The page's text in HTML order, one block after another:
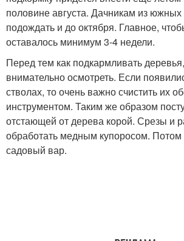
половине августа. Дачникам из
подождать и до октября. Главное,
оставалось минимум 3-4 недели.
Перед тем как подкармливать
внимательно осмотреть. Если
стволах, то очень важно счистить их
инструментом. Таким же образом
отстающей от дерева корой. Срезы и
обработать медным купоросом. Потом
садовый вар.